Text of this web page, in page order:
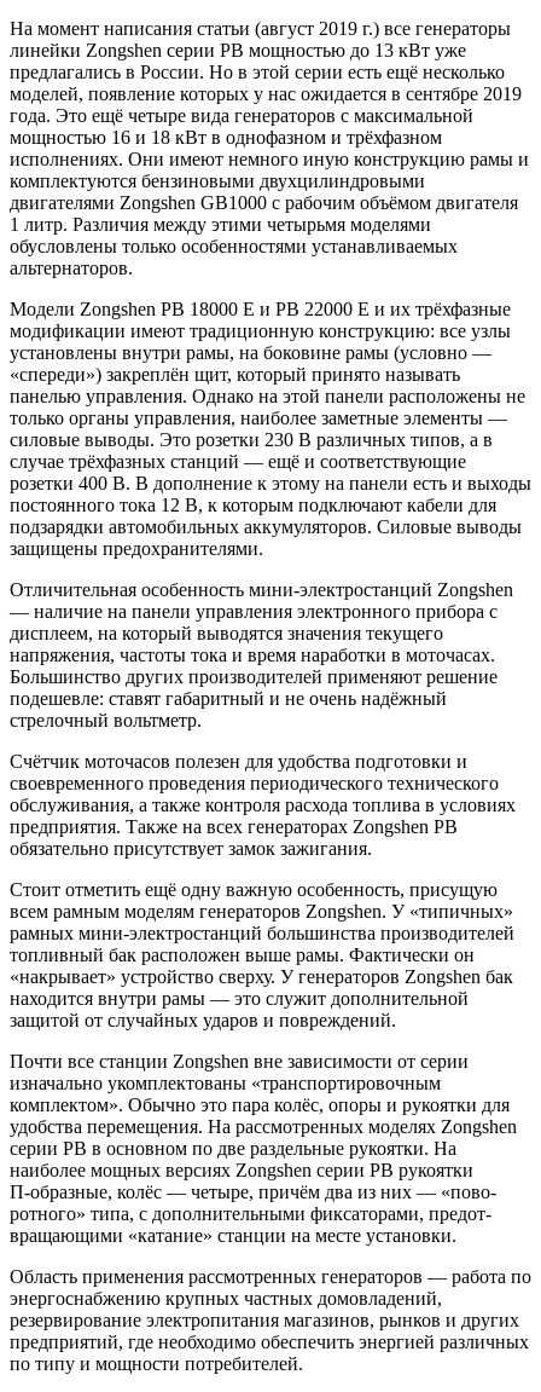
На момент написания статьи (август 2019 г.) все ге­нераторы
линейки Zongshen серии PB мощностью до 13 кВт уже
предлагались в России. Но в этой серии есть ещё несколько
моделей, появление которых у нас ожи­дается в сентябре 2019
года. Это ещё четыре вида гене­раторов с максимальной
мощностью 16 и 18 кВт в одно­фазном и трёхфазном
исполнениях. Они имеют немного иную конструкцию рамы и
комплектуются бензиновыми двухцилиндровыми
двигателями Zongshen GB1000 с ра­бочим объёмом двигателя
1 литр. Различия между этими четырьмя моделями
обусловлены только особенностями устанавливаемых
альтернаторов.
Модели Zongshen PB 18000 E и PB 22000 E и их трёх­фазные
модификации имеют традиционную конструк­цию: все узлы
установлены внутри рамы, на боковине рамы (условно —
«спереди») закреплён щит, который принято называть
панелью управления. Однако на этой панели расположены не
только органы управления, наиболее заметные элементы —
силовые выводы. Это розетки 230 В различных типов, а в
случае трёхфазных станций — ещё и соответствующие
розетки 400 В. В до­полнение к этому на панели есть и выходы
постоянного тока 12 В, к которым подключают кабели для
подзарядки автомобильных аккумуляторов. Силовые выводы
защи­щены предохранителями.
Отличительная особенность мини-электростанций Zongshen
— наличие на панели управления электронно­го прибора с
дисплеем, на который выводятся значения текущего
напряжения, частоты тока и время наработки в моточасах.
Большинство других производителей приме­няют решение
подешевле: ставят габаритный и не очень надёжный
стрелочный вольтметр.
Счётчик моточасов полезен для удобства подготовки и
своевременного проведения периодического техниче­ского
обслуживания, а также контроля расхода топлива в условиях
предприятия. Также на всех генераторах Zongshen PB
обязательно присутствует замок зажигания.
Стоит отметить ещё одну важную особенность, при­сущую
всем рамным моделям генераторов Zongshen. У «типичных»
рамных мини-электростанций большин­ства производителей
топливный бак расположен выше рамы. Фактически он
«накрывает» устройство сверху. У генераторов Zongshen бак
находится внутри рамы — это служит дополнительной
защитой от случайных уда­ров и повреждений.
Почти все станции Zongshen вне зависимости от се­рии
изначально укомплектованы «транспортировочным
комплектом». Обычно это пара колёс, опоры и рукоятки для
удобства перемещения. На рассмотренных моделях Zongshen
серии PB в основном по две раздельные рукоятки. На
наиболее мощных версиях Zongshen серии PB рукоятки
П‑образные, колёс — четыре, причём два из них — «пово­
ротного» типа, с дополнительными фиксаторами, предот­
вращающими «катание» станции на месте установки.
Область применения рассмотренных генераторов — работа по
энергоснабжению крупных частных домовла­дений,
резервирование электропитания магазинов, рын­ков и других
предприятий, где необходимо обеспечить энергией различных
по типу и мощности потребителей.